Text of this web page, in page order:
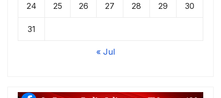
24 25 26 27 28 29 30
31
« Jul